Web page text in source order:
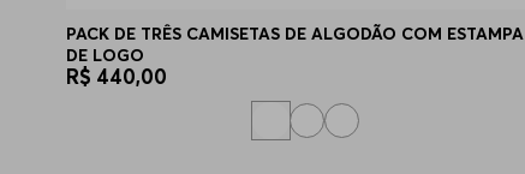
PACK DE TRÊS CAMISETAS DE ALGODÃO COM ESTAMPA
DE LOGO
R$ 440,00